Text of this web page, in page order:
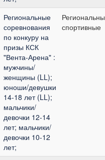
Региональные
соревнования
по конкуру на
призы КСК
"Вента-Арена" :
мужчины/
женщины (LL);
юноши/девушки
14-18 лет (LL);
мальчики/
девочки 12-14
лет; мальчики/
девочки 10-12
лет;
спортивные